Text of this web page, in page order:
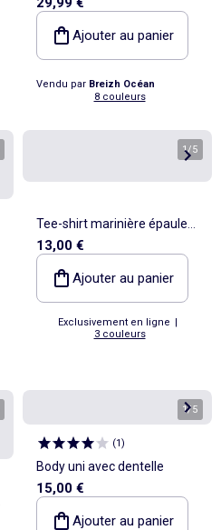
Épais PIRIAC - Tee Shirt
Manches Longues Rayé
Ajouter au panier
Vendu par Breizh Océan
8 couleurs
1/5
Tee-shirt marinière épaule
scratchée - collection facile à
enfiler
13,00 €
Ajouter au panier
Exclusivement en ligne |
3 couleurs
1/5
(1)
Body uni avec dentelle
15,00 €
Ajouter au panier